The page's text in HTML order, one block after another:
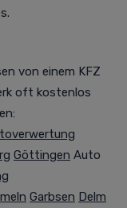
von einem KFZ
oft kostenlos
Göttingen Auto
Garbsen Delm